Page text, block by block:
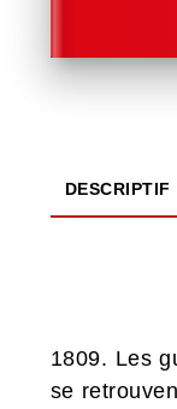
DESCRIPTIF
1809. Les
se